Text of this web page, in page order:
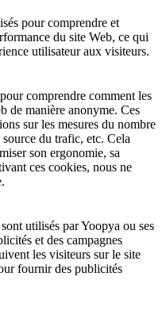
pour comprendre et
du site Web, ce qui
utilisateur aux visiteurs.
comprendre comment les
de manière anonyme. Ces
sur les mesures du nombre
du trafic, etc. Cela
son ergonomie, sa
ces cookies, nous ne
utilisés par Yoopya ou ses
et des campagnes
les visiteurs sur le site
fournir des publicités